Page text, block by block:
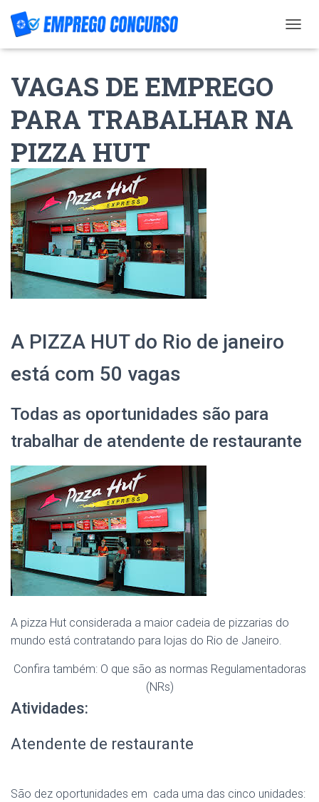
O
VAGAS DE EMPREGO
PARA TRABALHAR NA
PIZZA HUT
A PIZZA HUT do Rio de janeiro
está com 50 vagas
Todas as oportunidades são para
trabalhar de atendente de restaurante
A pizza Hut considerada a maior cadeia de pizzarias do
mundo está contratando para lojas do Rio de Janeiro.
Confira também: O que são as normas Regulamentadoras
(NRs)
Atividades:
Atendente de restaurante
São dez oportunidades em cada uma das cinco unidades: